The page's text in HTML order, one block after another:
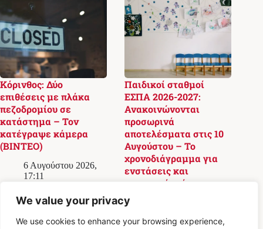
We value your privacy
We use cookies to enhance your browsing experience,
Κόρινθος: Δύο
επιθέσεις με πλάκα
πεζοδρομίου σε
κατάστημα – Τον
κατέγραψε κάμερα
(ΒΙΝΤΕΟ)
6 Αυγούστου 2026,
17:11
Παιδικοί σταθμοί
ΕΣΠΑ 2026-2027:
Ανακοινώνονται
προσωρινά
αποτελέσματα στις 10
Αυγούστου – Το
χρονοδιάγραμμα για
ενστάσεις και
οριστικούς πίνακες